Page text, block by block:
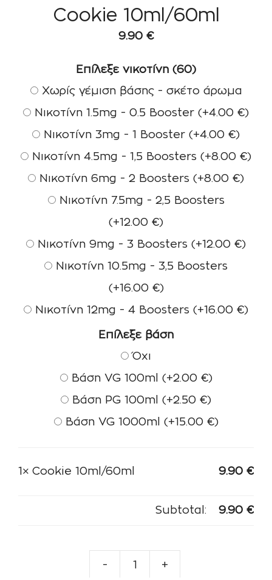
Cookie 10ml/60ml
9.90 €
Επίλεξε νικοτίνη (60)
Χωρίς γέμιση βάσης - σκέτο άρωμα
Νικοτίνη 1.5mg - 0.5 Booster (+4.00 €)
Νικοτίνη 3mg - 1 Booster (+4.00 €)
Νικοτίνη 4.5mg - 1,5 Boosters (+8.00 €)
Νικοτίνη 6mg - 2 Boosters (+8.00 €)
Νικοτίνη 7.5mg - 2,5 Boosters
(+12.00 €)
Νικοτίνη 9mg - 3 Boosters (+12.00 €)
Νικοτίνη 10.5mg - 3,5 Boosters
(+16.00 €)
Νικοτίνη 12mg - 4 Boosters (+16.00 €)
Επίλεξε βάση
Όχι
Βάση VG 100ml (+2.00 €)
Βάση PG 100ml (+2.50 €)
Βάση VG 1000ml (+15.00 €)
1× Cookie 10ml/60ml 9.90 €
Subtotal: 9.90 €
- +